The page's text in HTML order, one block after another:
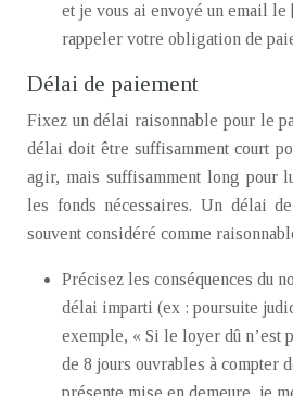
et je vous ai envoyé un email le
rappeler votre obligation de
Délai de paiement
Fixez un délai raisonnable pour le
délai doit être suffisamment court
agir, mais suffisamment long pour
les fonds nécessaires. Un délai
souvent considéré comme
Précisez les conséquences du
délai imparti (ex : poursuite
exemple, « Si le loyer dû n’est
de 8 jours ouvrables à compter
présente mise en demeure, je